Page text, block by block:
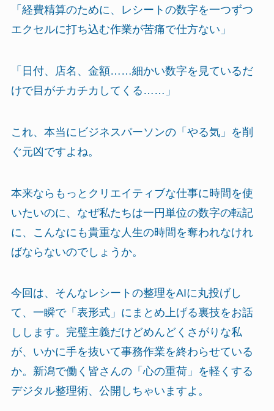
「経費精算のために、レシートの数字を一つずつ
エクセルに打ち込む作業が苦痛で仕方ない」
「日付、店名、金額……細かい数字を見ているだ
けで目がチカチカしてくる……」
これ、本当にビジネスパーソンの「やる気」を削
ぐ元凶ですよね。
本来ならもっとクリエイティブな仕事に時間を使
いたいのに、なぜ私たちは一円単位の数字の転記
に、こんなにも貴重な人生の時間を奪われなけれ
ばならないのでしょうか。
今回は、そんなレシートの整理をAIに丸投げし
て、一瞬で「表形式」にまとめ上げる裏技をお話
しします。完璧主義だけどめんどくさがりな私
が、いかに手を抜いて事務作業を終わらせている
か。新潟で働く皆さんの「心の重荷」を軽くする
デジタル整理術、公開しちゃいますよ。